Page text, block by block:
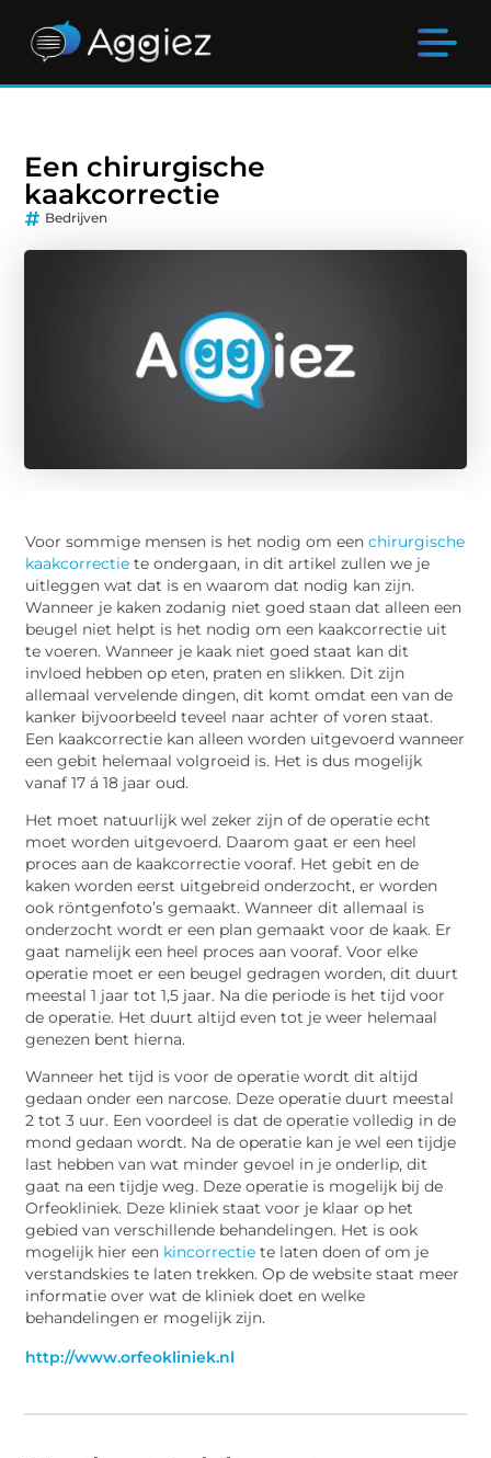
Een chirurgische
kaakcorrectie
Bedrijven
Voor sommige mensen is het nodig om eenchirurgische
kaakcorrectie te ondergaan, in dit artikel zullen we je
uitleggen wat dat is en waarom dat nodig kan zijn.
Wanneer je kaken zodanig niet goed staan dat alleen een
beugel niet helpt is het nodig om een kaakcorrectie uit
te voeren. Wanneer je kaak niet goed staat kan dit
invloed hebben op eten, praten en slikken. Dit zijn
allemaal vervelende dingen, dit komt omdat een van de
kanker bijvoorbeeld teveel naar achter of voren staat.
Een kaakcorrectie kan alleen worden uitgevoerd wanneer
een gebit helemaal volgroeid is. Het is dus mogelijk
vanaf 17 á 18 jaar oud.
Het moet natuurlijk wel zeker zijn of de operatie echt
moet worden uitgevoerd. Daarom gaat er een heel
proces aan de kaakcorrectie vooraf. Het gebit en de
kaken worden eerst uitgebreid onderzocht, er worden
ook röntgenfoto’s gemaakt. Wanneer dit allemaal is
onderzocht wordt er een plan gemaakt voor de kaak. Er
gaat namelijk een heel proces aan vooraf. Voor elke
operatie moet er een beugel gedragen worden, dit duurt
meestal 1 jaar tot 1,5 jaar. Na die periode is het tijd voor
de operatie. Het duurt altijd even tot je weer helemaal
genezen bent hierna.
Wanneer het tijd is voor de operatie wordt dit altijd
gedaan onder een narcose. Deze operatie duurt meestal
2 tot 3 uur. Een voordeel is dat de operatie volledig in de
mond gedaan wordt. Na de operatie kan je wel een tijdje
last hebben van wat minder gevoel in je onderlip, dit
gaat na een tijdje weg. Deze operatie is mogelijk bij de
Orfeokliniek. Deze kliniek staat voor je klaar op het
gebied van verschillende behandelingen. Het is ook
mogelijk hier een kincorrectie te laten doen of om je
verstandskies te laten trekken. Op de website staat meer
informatie over wat de kliniek doet en welke
behandelingen er mogelijk zijn.
http://www.orfeokliniek.nl